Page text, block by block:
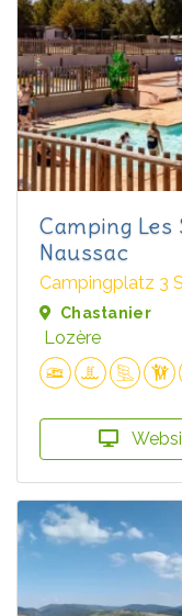
Camping Les
Naussac
Campingplatz 3
Chastanier
Lozère